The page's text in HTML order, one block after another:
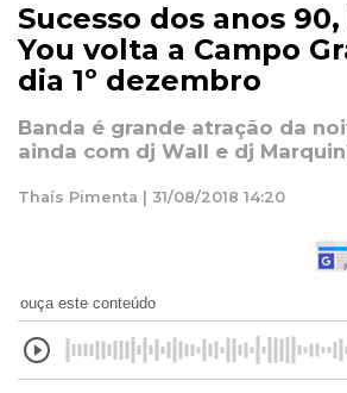
Sucesso dos anos
You volta a Campo
dia 1º dezembro
Banda é grande atração da
ainda com dj Wall e dj
Thaís Pimenta | 31/08/2018 14:20
ouça este conteúdo